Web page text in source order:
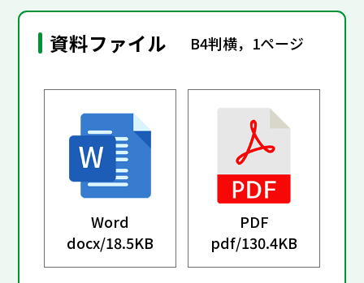
資料ファイル B4判横，1ページ
Word
docx/18.5KB
PDF
pdf/130.4KB